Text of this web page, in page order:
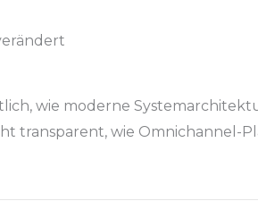
wie moderne
transparent, wie Omnichannel-